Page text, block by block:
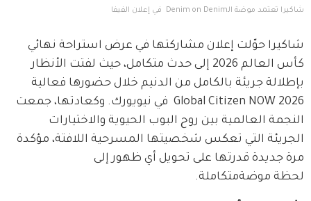
شاكيرا تعتمد موضة الـDenim on Denim  في إعلان الفيفا
شاكيرا حوّلت إعلان مشاركتها في عرض استراحة نهائي
كأس العالم 2026 إلى حدث متكامل، حيث لفتت الأنظار
بإطلالة جريئة بالكامل من الدنيم خلال حضورها فعالية
Global Citizen NOW 2026  في نيويورك. وكعادتها، جمعت
النجمة العالمية بين روح البوب الحيوية والاختيارات
الجريئة التي تعكس شخصيتها المسرحية اللافتة، مؤكدة
مرة جديدة قدرتها على تحويل أي ظهور إلى
لحظة موضةمتكاملة.